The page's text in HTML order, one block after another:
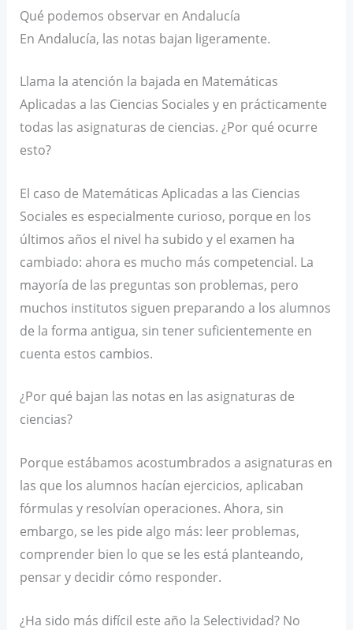
Qué podemos observar en Andalucía
En Andalucía, las notas bajan ligeramente.
Llama la atención la bajada en Matemáticas
Aplicadas a las Ciencias Sociales y en prácticamente
todas las asignaturas de ciencias. ¿Por qué ocurre
esto?
El caso de Matemáticas Aplicadas a las Ciencias
Sociales es especialmente curioso, porque en los
últimos años el nivel ha subido y el examen ha
cambiado: ahora es mucho más competencial. La
mayoría de las preguntas son problemas, pero
muchos institutos siguen preparando a los alumnos
de la forma antigua, sin tener suficientemente en
cuenta estos cambios.
¿Por qué bajan las notas en las asignaturas de
ciencias?
Porque estábamos acostumbrados a asignaturas en
las que los alumnos hacían ejercicios, aplicaban
fórmulas y resolvían operaciones. Ahora, sin
embargo, se les pide algo más: leer problemas,
comprender bien lo que se les está planteando,
pensar y decidir cómo responder.
¿Ha sido más difícil este año la Selectividad? No